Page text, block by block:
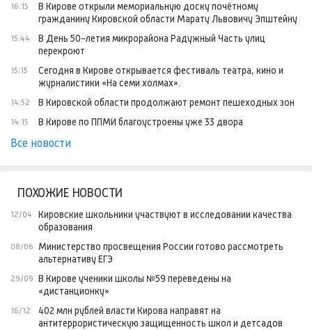
16:15
В Кирове открыли мемориальную доску почётному
гражданину Кировской области Марату Львовичу Эпштейну
15:44
В День 50-летия микрорайона Радужный Часть улиц
перекроют
15:15
Сегодня в Кирове открывается фестиваль театра, кино и
журналистики «На семи холмах».
14:52 В Кировской области продолжают ремонт пешеходных зон
14:15 В Кирове по ППМИ благоустроены уже 33 двора
Все новости
ПОХОЖИЕ НОВОСТИ
12/04
Кировские школьники участвуют в исследовании качества
образования
08/06
Министерство просвещения России готово рассмотреть
альтернативу ЕГЭ
29/09 В Кирове ученики школы №59 переведены на
«дистанционку»
16/12
402 млн рублей власти Кирова направят на
антитеррористическую защищенность школ и детсадов